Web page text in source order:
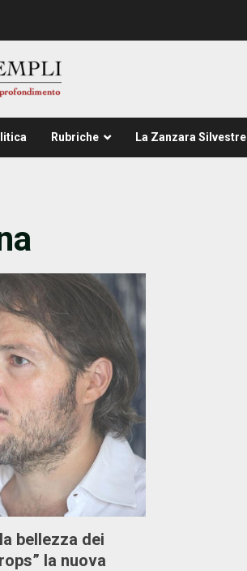
Rubriche La Zanzara Silvestre
bellezza dei
la nuova